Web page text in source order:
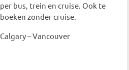
per bus, trein en cruise. Ook te
boeken zonder cruise.
Calgary – Vancouver